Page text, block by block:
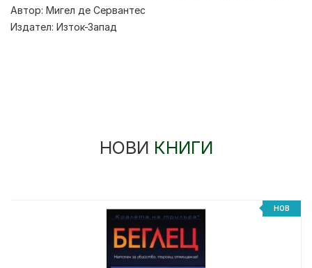
Автор: Мигел де Сервантес
Издател: Изток-Запад
НОВИ КНИГИ
НОВ